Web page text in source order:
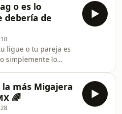
bisexual, para
experiencia, romper
y responder esas
gente todavía
anécdotas y
con sentido,
la bisexualidad, los
o es lo
debería de
ligue o tu pareja es
simplemente lo
estándares,
acciones que
Este
la más Migajera
🌈